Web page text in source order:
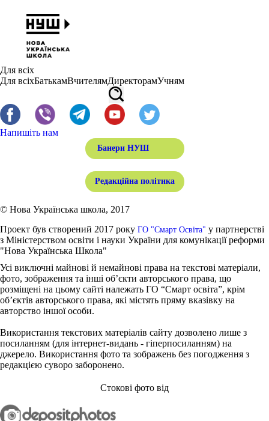
Для всіх
Для всіхБатькамВчителямДиректорамУчням
Напишіть нам
Банери НУШ
Редакційна політика
© Нова Українська школа, 2017
Проект був створений 2017 року ГО "Смарт Освіта" у партнерстві
з Міністерством освіти і науки України для комунікації реформи
"Нова Українська Школа"
Усі виключні майнові й немайнові права на текстові матеріали,
фото, зображення та інші об’єкти авторського права, що
розміщені на цьому сайті належать ГО “Смарт освіта”, крім
об’єктів авторського права, які містять пряму вказівку на
авторство іншої особи.
Використання текстових матеріалів сайту дозволено лише з
посиланням (для інтернет-видань - гіперпосиланням) на
джерело. Використання фото та зображень без погодження з
редакцією суворо заборонено.
Стокові фото від